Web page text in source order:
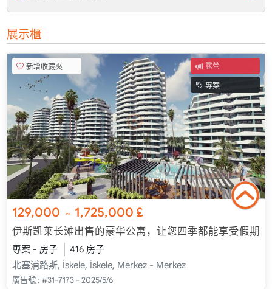
展示櫃
新增收藏夾 露營
專案
129,000 ~ 1,725,000£
伊斯凯莱长滩出售的豪华公寓，让您四季都能享受假期
專案 - 房子
416 房子
北塞浦路斯, İskele, İskele, Merkez - Merkez
廣告號 : #31-7173 - 2025/5/6